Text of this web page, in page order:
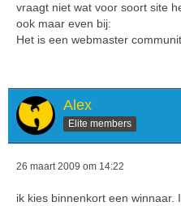
vraagt niet wat voor soort site
ook maar even bij:
Het is een webmaster
Alex
Elite members
26 maart 2009 om 14:22
ik kies binnenkort een winnaar.